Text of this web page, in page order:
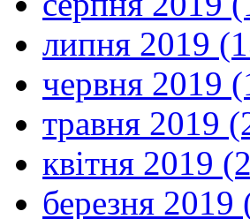
липня 2019
червня 2019
травня 2019
квітня 2019
березня 2019